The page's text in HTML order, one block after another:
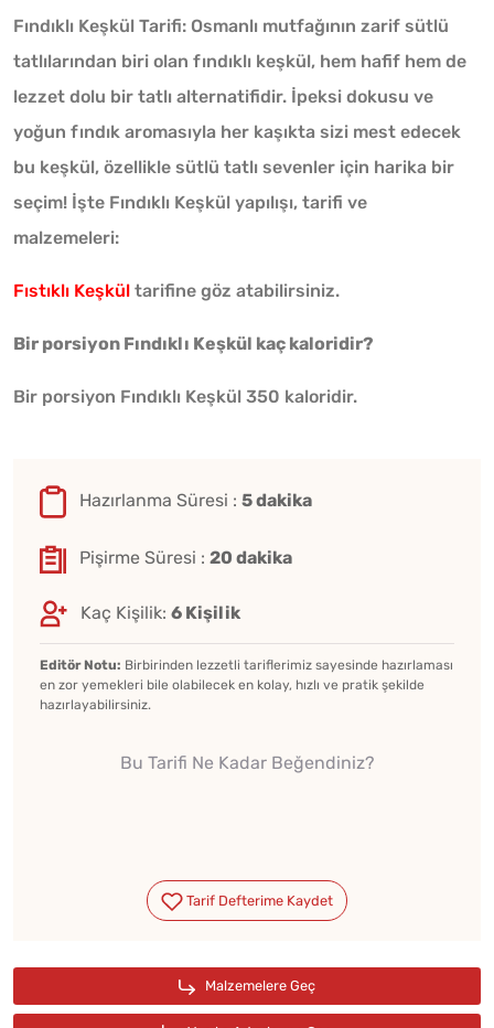
Fındıklı Keşkül Tarifi: Osmanlı mutfağının zarif sütlü
tatlılarından biri olan fındıklı keşkül, hem hafif hem de
lezzet dolu bir tatlı alternatifidir. İpeksi dokusu ve
yoğun fındık aromasıyla her kaşıkta sizi mest edecek
bu keşkül, özellikle sütlü tatlı sevenler için harika bir
seçim! İşte Fındıklı Keşkül yapılışı, tarifi ve
malzemeleri:
Fıstıklı Keşkül tarifine göz atabilirsiniz.
Bir porsiyon Fındıklı Keşkül kaç kaloridir?
Bir porsiyon Fındıklı Keşkül 350 kaloridir.
Hazırlanma Süresi : 5 dakika
Pişirme Süresi : 20 dakika
Kaç Kişilik: 6 Kişilik
Editör Notu: Birbirinden lezzetli tariflerimiz sayesinde hazırlaması
en zor yemekleri bile olabilecek en kolay, hızlı ve pratik şekilde
hazırlayabilirsiniz.
Bu Tarifi Ne Kadar Beğendiniz?